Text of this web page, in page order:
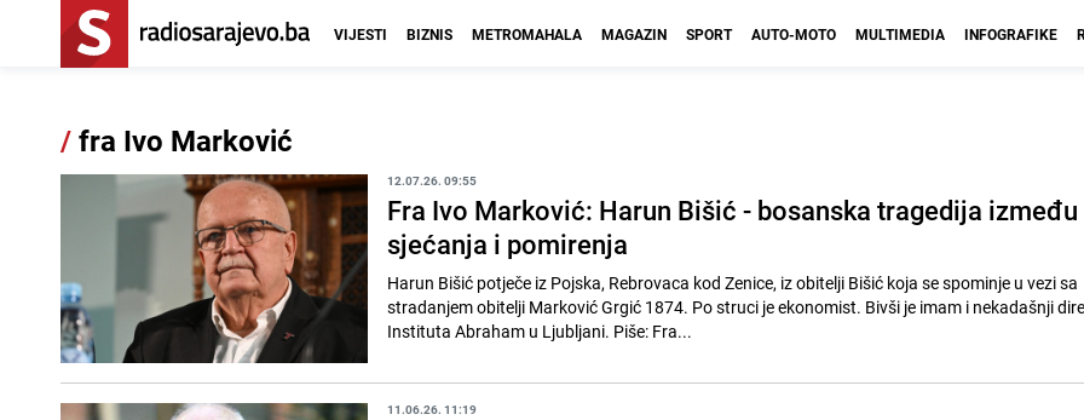
VIJESTI BIZNIS METROMAHALA MAGAZIN SPORT AUTO-MOTO MULTIMEDIA INFOGRAFIKE
/fra Ivo Marković
12.07.26. 09:55
Fra Ivo Marković: Harun Bišić - bosanska tragedija između
sjećanja i pomirenja
Harun Bišić potječe iz Pojska, Rebrovaca kod Zenice, iz obitelji Bišić koja se spominje u vezi sa
stradanjem obitelji Marković Grgić 1874. Po struci je ekonomist. Bivši je imam i nekadašnji
Instituta Abraham u Ljubljani. Piše: Fra...
11.06.26. 11:19